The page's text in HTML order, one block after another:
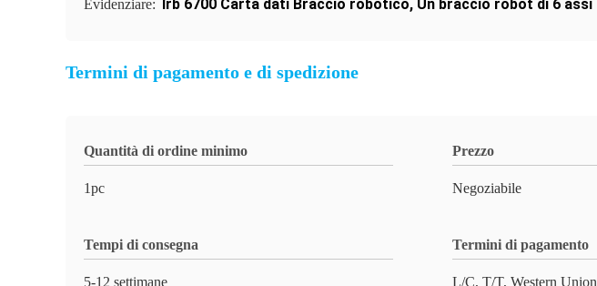
Evidenziare: Irb 6700 Carta dati Braccio robotico, Un braccio robot di 6 assi
Termini di pagamento e di spedizione
Quantità di ordine minimo
1pc
Prezzo
Negoziabile
Tempi di consegna
5-12 settimane
Termini di pagamento
L/C, T/T, Western Union